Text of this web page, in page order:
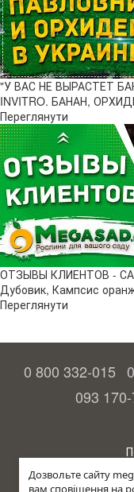
Дозвольте сайту
вам сповіщення на
"У ВАС НЕ ВЫРАСТЕТ
INVITRO. БАНАН,
Переглянути
ОТЗЫВЫ КЛИЕНТОВ -
Дубовик, Кампсис
Переглянути
0 800 332-015
093